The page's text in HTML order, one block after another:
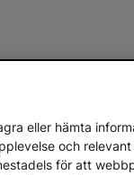
eller hämta
och
för att